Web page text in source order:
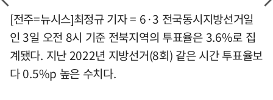
[전주=뉴시스]최정규 기자 = 6·3 전국동시지방선거일
인 3일 오전 8시 기준 전북지역의 투표율은 3.6%로 집
계됐다. 지난 2022년 지방선거(8회) 같은 시간 투표율보
다 0.5%p 높은 수치다.